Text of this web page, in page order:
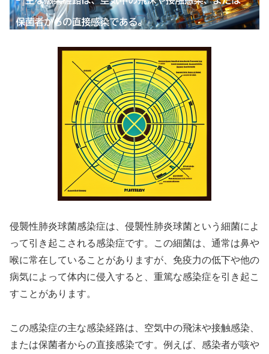
侵襲性肺炎球菌感染症は、侵襲性肺炎球菌という細菌によ
って引き起こされる感染症です。この細菌は、通常は鼻や
喉に常在していることがありますが、免疫力の低下や他の
病気によって体内に侵入すると、重篤な感染症を引き起こ
すことがあります。
この感染症の主な感染経路は、空気中の飛沫や接触感染、
または保菌者からの直接感染です。例えば、感染者が咳や